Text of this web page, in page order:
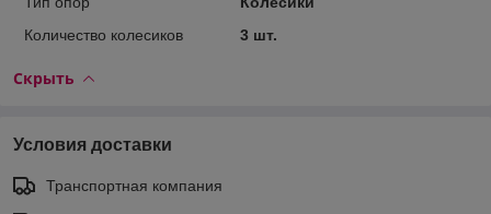
Количество колесиков
3 шт.
Скрыть
Условия доставки
Транспортная компания